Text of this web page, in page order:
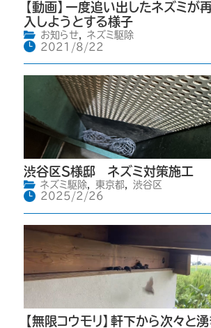
【動画】一度追い出したネズミが
入しようとする様子
お知らせ,
ネズミ駆除
2021/8/22
渋谷区S様邸 ネズミ対策施工
ネズミ駆除, 東京都,
渋谷区
2025/2/26
【無限コウモリ】軒下から次々と